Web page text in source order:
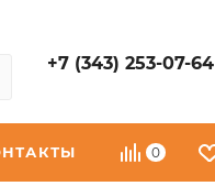
+7 (343) 253-07-64
0